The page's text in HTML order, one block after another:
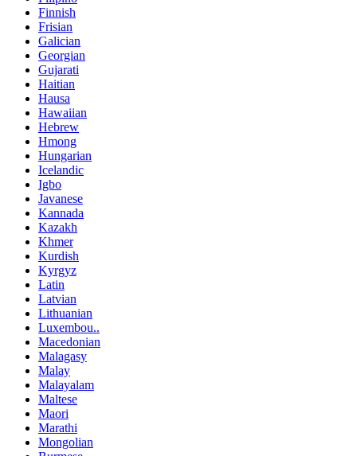
Finnish
Frisian
Galician
Georgian
Gujarati
Haitian
Hausa
Hawaiian
Hebrew
Hmong
Hungarian
Icelandic
Igbo
Javanese
Kannada
Kazakh
Khmer
Kurdish
Kyrgyz
Latin
Latvian
Lithuanian
Luxembou..
Macedonian
Malagasy
Malay
Malayalam
Maltese
Maori
Marathi
Mongolian